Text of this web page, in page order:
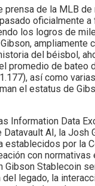
de la MLB
oficialmente a
los logros de
ampliamente
del béisbol,
promedio de bateo
así como
el estatus de
Information Data
AI, la Josh
establecidos por la
con
Gibson Stablecoin
legado, la